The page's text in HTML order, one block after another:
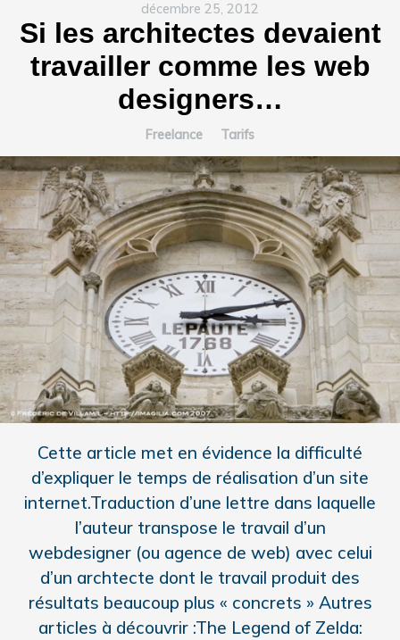
décembre 25, 2012
Si les architectes devaient
travailler comme les web
designers…
Freelance Tarifs
Cette article met en évidence la difficulté
d’expliquer le temps de réalisation d’un site
internet.Traduction d’une lettre dans laquelle
l’auteur transpose le travail d’un
webdesigner (ou agence de web) avec celui
d’un archtecte dont le travail produit des
résultats beaucoup plus « concrets » Autres
articles à découvrir :The Legend of Zelda: